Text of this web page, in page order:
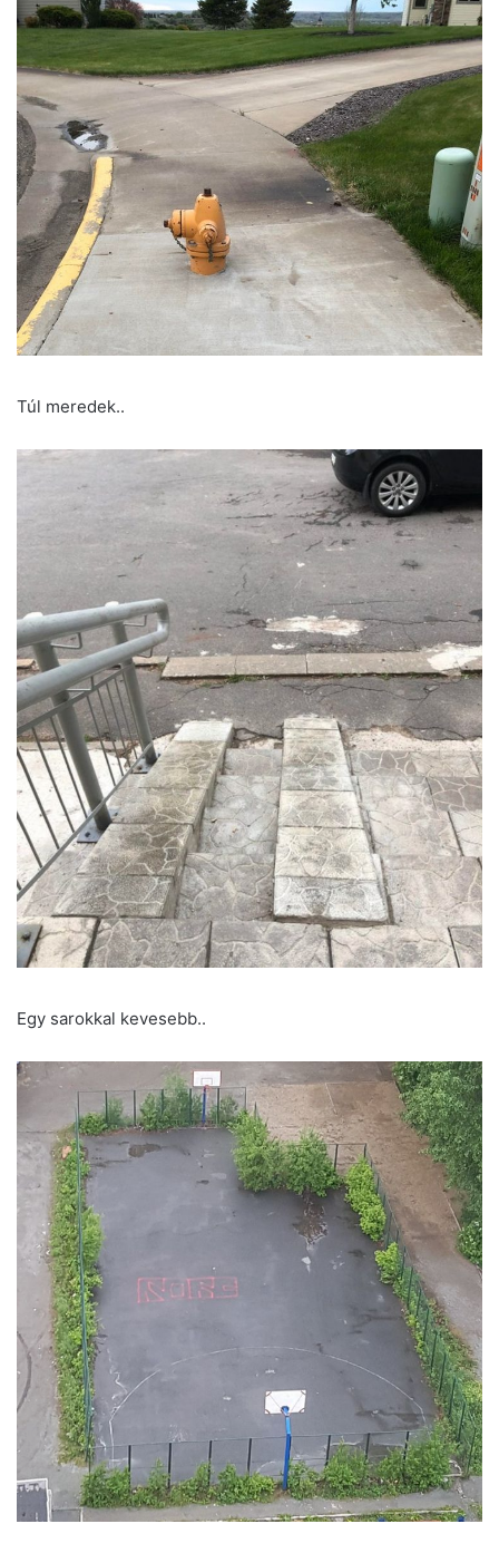
Túl meredek..
Egy sarokkal kevesebb..